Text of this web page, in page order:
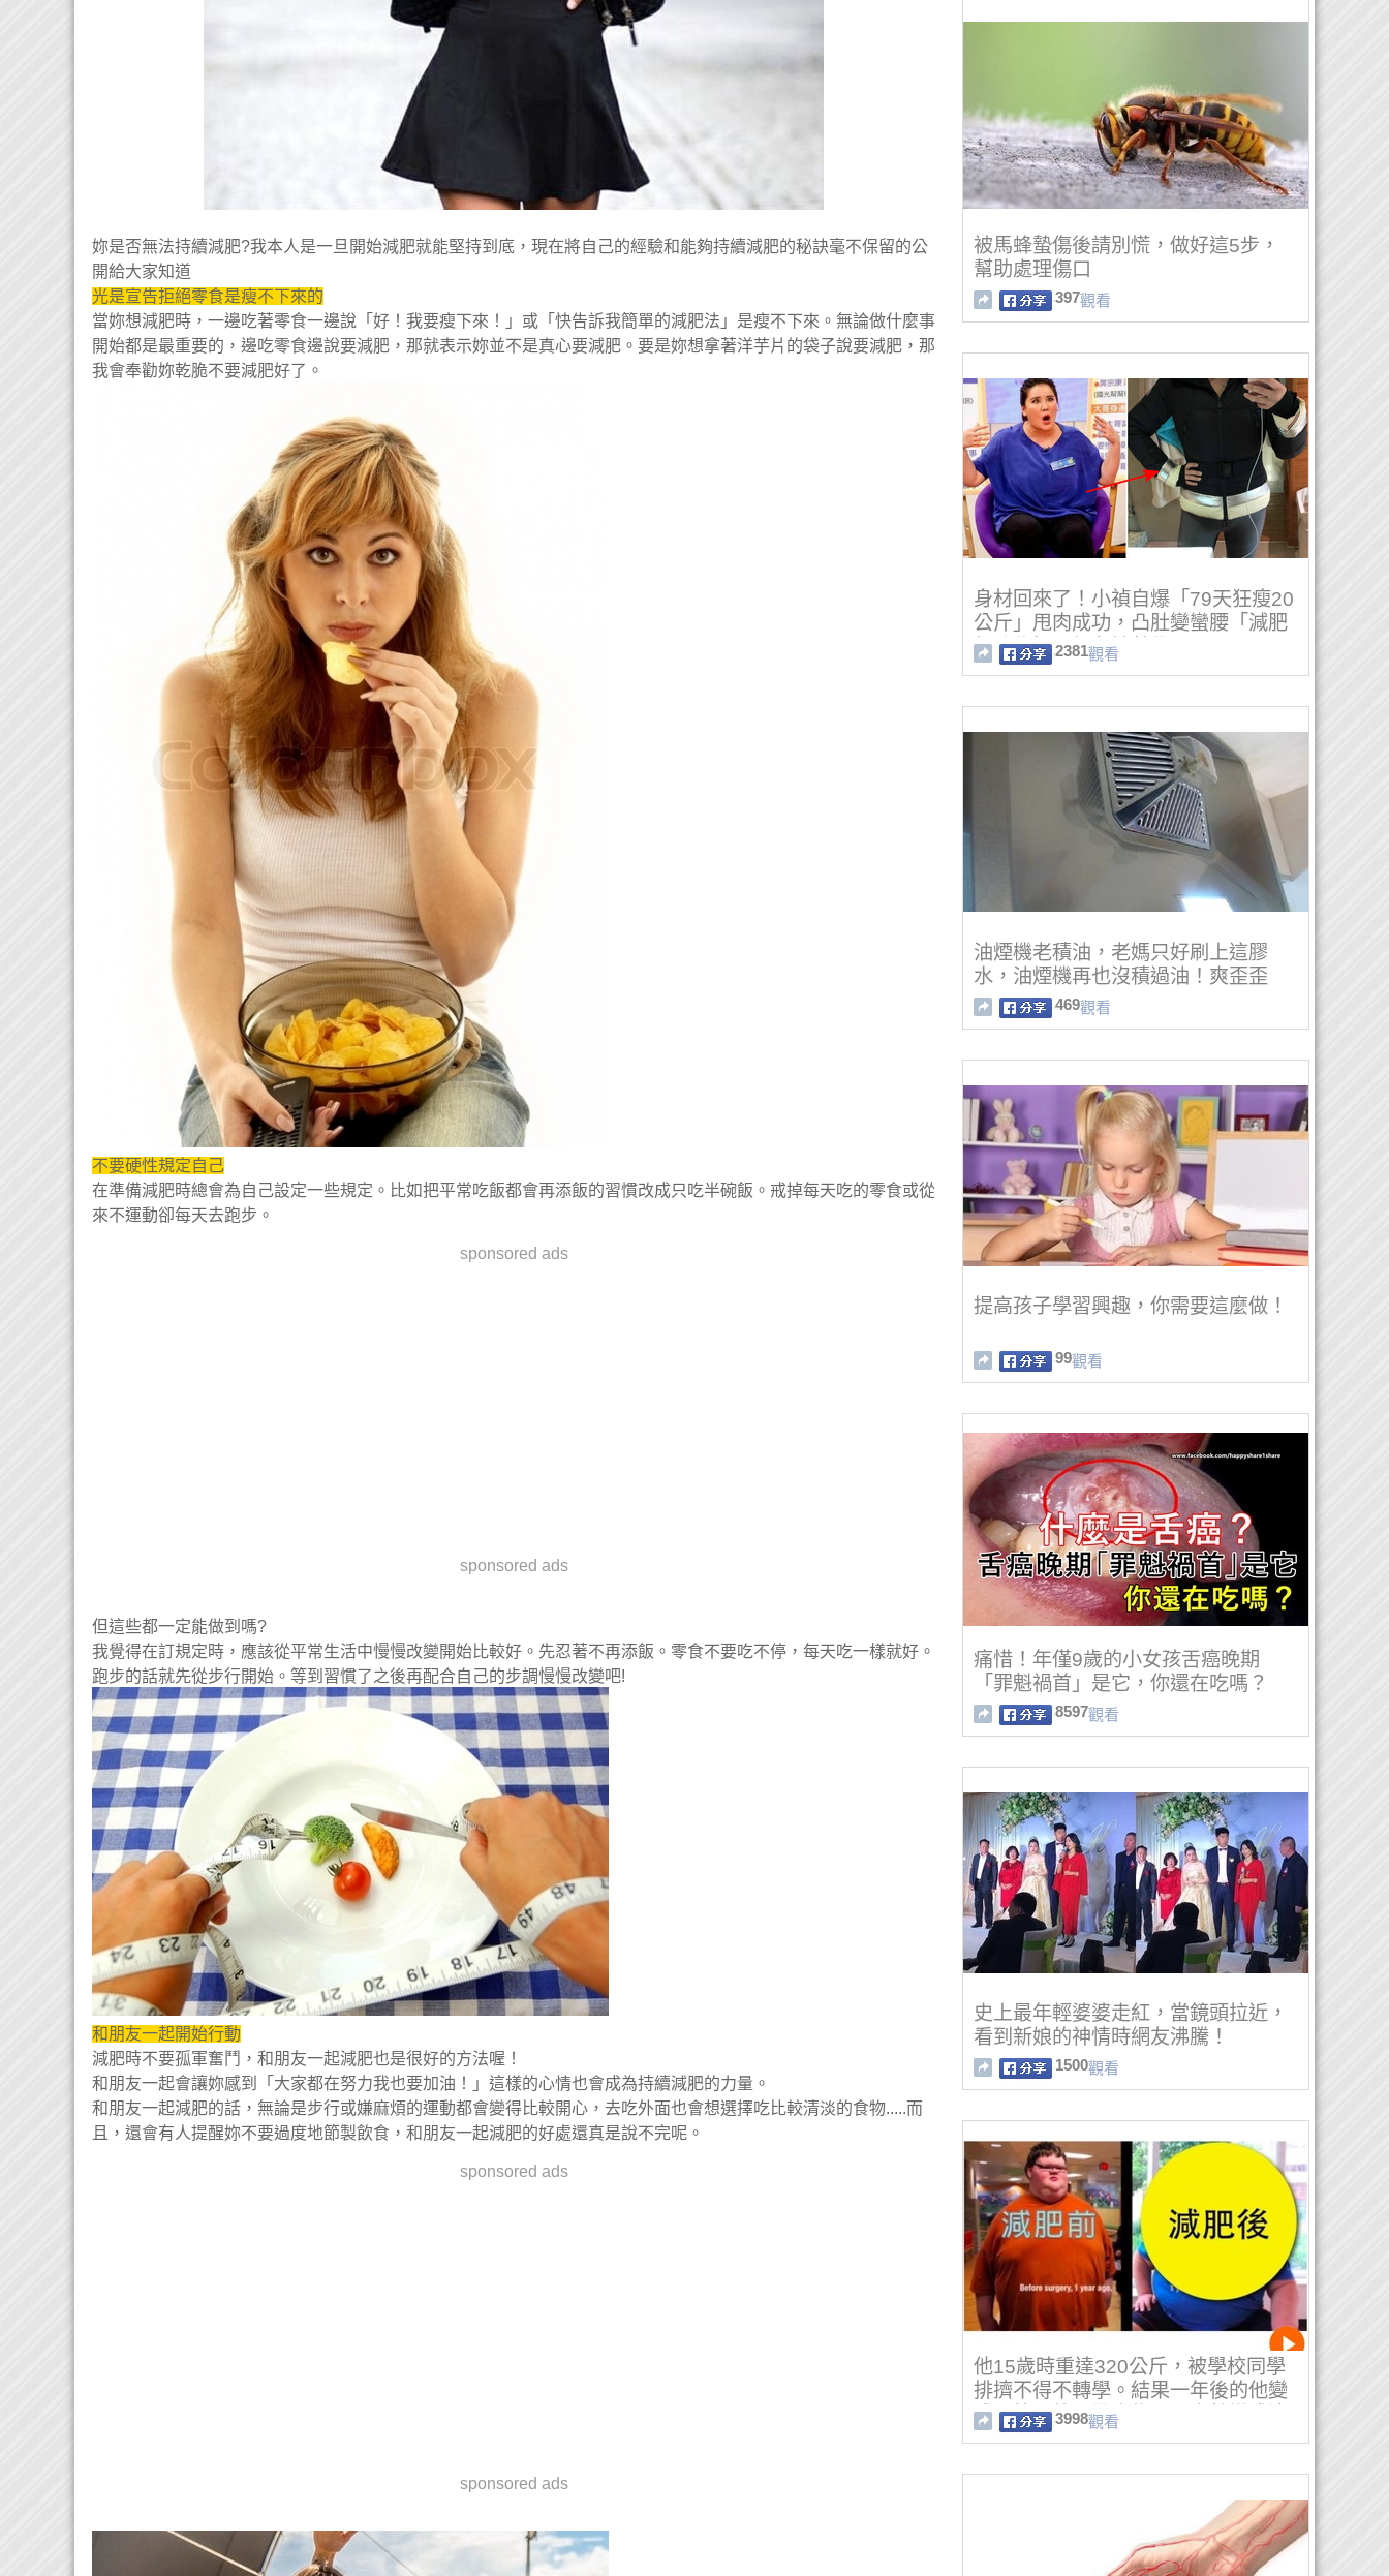
妳是否無法持續減肥?我本人是一旦開始減肥就能堅持到底，現在將自己的經驗和能夠持續減肥的秘訣毫不保留的公
開給大家知道
光是宣告拒絕零食是瘦不下來的
當妳想減肥時，一邊吃著零食一邊說「好！我要瘦下來！」或「快告訴我簡單的減肥法」是瘦不下來。無論做什麼事
開始都是最重要的，邊吃零食邊說要減肥，那就表示妳並不是真心要減肥。要是妳想拿著洋芋片的袋子說要減肥，那
我會奉勸妳乾脆不要減肥好了。
不要硬性規定自己
在準備減肥時總會為自己設定一些規定。比如把平常吃飯都會再添飯的習慣改成只吃半碗飯。戒掉每天吃的零食或從
來不運動卻每天去跑步。
sponsored ads
sponsored ads
但這些都一定能做到嗎?
我覺得在訂規定時，應該從平常生活中慢慢改變開始比較好。先忍著不再添飯。零食不要吃不停，每天吃一樣就好。
跑步的話就先從步行開始。等到習慣了之後再配合自己的步調慢慢改變吧!
和朋友一起開始行動
減肥時不要孤軍奮鬥，和朋友一起減肥也是很好的方法喔！
和朋友一起會讓妳感到「大家都在努力我也要加油！」這樣的心情也會成為持續減肥的力量。
和朋友一起減肥的話，無論是步行或嫌麻煩的運動都會變得比較開心，去吃外面也會想選擇吃比較清淡的食物.....而
且，還會有人提醒妳不要過度地節製飲食，和朋友一起減肥的好處還真是說不完呢。
sponsored ads
sponsored ads
被馬蜂蟄傷後請別慌，做好這5步，
幫助處理傷口
397觀看
身材回來了！小禎自爆「79天狂瘦20
公斤」甩肉成功，凸肚變蠻腰「減肥
超強秘招」網友搶著學！
2381觀看
油煙機老積油，老媽只好刷上這膠
水，油煙機再也沒積過油！爽歪歪
469觀看
提高孩子學習興趣，你需要這麼做！
99觀看
痛惜！年僅9歲的小女孩舌癌晚期
「罪魁禍首」是它，你還在吃嗎？
8597觀看
史上最年輕婆婆走紅，當鏡頭拉近，
看到新娘的神情時網友沸騰！
1500觀看
他15歲時重達320公斤，被學校同學
排擠不得不轉學。結果一年後的他變
成了校園的風雲人物……竟然變成這
樣了！
3998觀看